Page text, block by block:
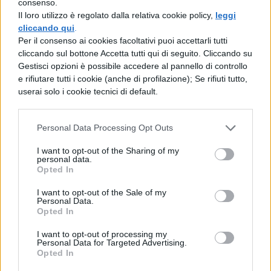
consenso.
Il loro utilizzo è regolato dalla relativa cookie policy, leggi
cliccando qui
Per il consenso ai cookies facoltativi puoi accettarli tutti
cliccando sul bottone Accetta tutti qui di seguito. Cliccando su
Gestisci opzioni è possibile accedere al pannello di controllo
e rifiutare tutti i cookie (anche di profilazione); Se rifiuti tutto,
userai solo i cookie tecnici di default.
Personal Data Processing Opt Outs
I want to opt-out of the Sharing of my
personal data.
Opted In
I want to opt-out of the Sale of my
Personal Data.
Opted In
I want to opt-out of processing my
Personal Data for Targeted Advertising.
Opted In
schermo la storia in un film omonimo è il
registaJames Ponsoldt
firmato un'altra opera, The End of the Tour,
incentrata su una figura imponente della
letteratura americana degli ultimi anni,
ovvero David Foster Wallace. Nei panni
della protagonista Mae troviamo Emma
Watson, la ex Hermione di Harry Potter che
ultimamente abbiamo visto al cinema ne
La bella e la Bestia della Disney.
La ragazza fa il suo ingresso nel Cerchio
amica, e le sue doti personali le